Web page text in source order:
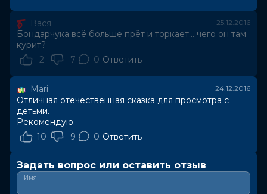
Вася 25.12.2016
Бондарчука всё больше прёт и торкает... чего он там
курит?
2
7 0 Ответить
Mari 24.12.2016
Отличная отечественная сказка для просмотра с
детьми.
Рекомендую.
10
9 0 Ответить
Задать вопрос или оставить отзыв
Имя